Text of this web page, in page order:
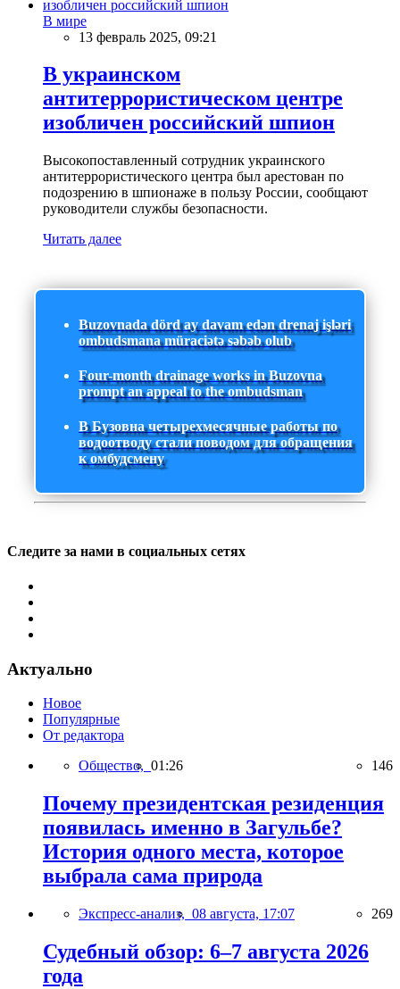
В мире
13 февраль 2025, 09:21
В украинском
антитеррористическом центре
изобличен российский шпион
Высокопоставленный сотрудник украинского
антитеррористического центра был арестован по
подозрению в шпионаже в пользу России, сообщают
руководители службы безопасности.
Читать далее
Buzovnada dörd ay davam edən drenaj işləri
ombudsmana müraciətə səbəb olub
Four-month drainage works in Buzovna
prompt an appeal to the ombudsman
В Бузовна четырехмесячные работы по
водоотводу стали поводом для обращения
к омбудсмену
Следите за нами в социальных сетях
Актуально
Новое
Популярные
От редактора
Общество, 01:26 146
Почему президентская резиденция
появилась именно в Загульбе?
История одного места, которое
выбрала сама природа
Экспресс-анализ, 08 августа, 17:07 269
Судебный обзор: 6–7 августа 2026
года